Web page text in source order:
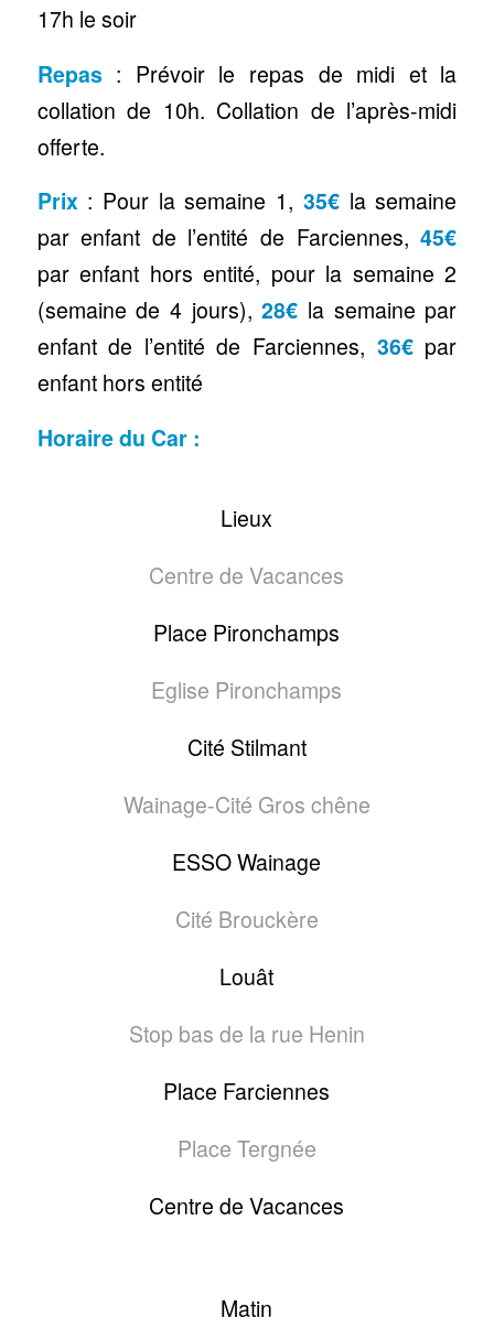
17h le soir
Repas: Prévoir le repas de midi et la
collation de 10h. Collation de l’après-midi
offerte.
Prix: Pour la semaine 1, 35€ la semaine
par enfant de l’entité de Farciennes,45€
par enfant hors entité, pour la semaine 2
(semaine de 4 jours),28€ la semaine par
enfant de l’entité de Farciennes, 36€par
enfant hors entité
Horaire du Car :
Lieux
Centre de Vacances
Place Pironchamps
Eglise Pironchamps
Cité Stilmant
Wainage-Cité Gros chêne
ESSO Wainage
Cité Brouckère
Louât
Stop bas de la rue Henin
Place Farciennes
Place Tergnée
Centre de Vacances
Matin